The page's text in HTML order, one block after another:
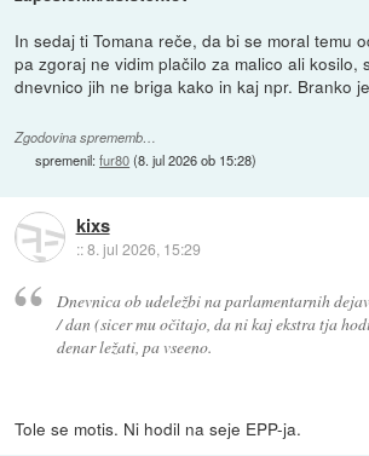
In sedaj ti Tomana reče, da bi se moral temu
pa zgoraj ne vidim plačilo za malico ali kosilo,
dnevnico jih ne briga kako in kaj npr. Branko
Zgodovina sprememb…
spremenil:fur80(8. jul 2026 ob 15:28)
kixs
::8. jul 2026, 15:29
Dnevnica ob udeležbi na parlamentarnih
/ dan (sicer mu očitajo, da ni kaj ekstra tja
denar ležati, pa vseeno.
Tole se motis. Ni hodil na seje EPP-ja.